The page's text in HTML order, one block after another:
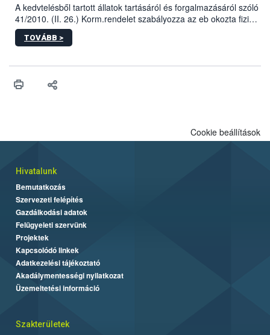
A kedvtelésből tartott állatok tartásáról és forgalmazásáról szóló
41/2010. (II. 26.) Korm.rendelet szabályozza az eb okozta fizikai
sérülés, illetve ennek veszélye keletkezésekor felmerülő
hatósági feladatokat, valamint a veszélyes eb tartását és annak
vonni az ebek viselkedésének megítélésében jártas szakértőt.
TOVÁBB >
Cookie beállítások
Hivatalunk
Bemutatkozás
Szervezeti felépítés
Gazdálkodási adatok
Felügyeleti szervünk
Projektek
Kapcsolódó linkek
Adatkezelési tájékoztató
Akadálymentességi nyilatkozat
Üzemeltetési információ
Szakterületek